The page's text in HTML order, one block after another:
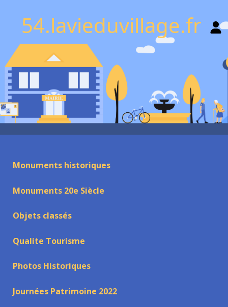
54.lavieduvillage.fr
Monuments historiques
Monuments 20e Siècle
Objets classés
Qualite Tourisme
Photos Historiques
Journées Patrimoine 2022